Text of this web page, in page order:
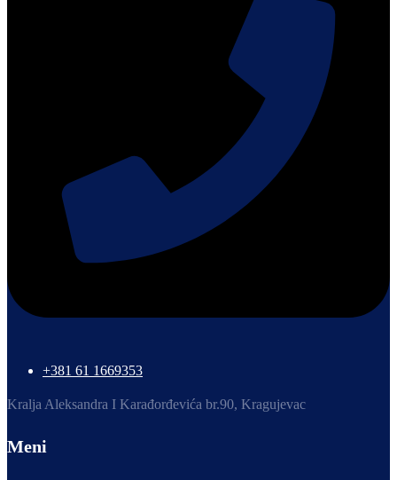
+381 61 1669353
Kralja Aleksandra I Karađorđevića br.90, Kragujevac
Meni